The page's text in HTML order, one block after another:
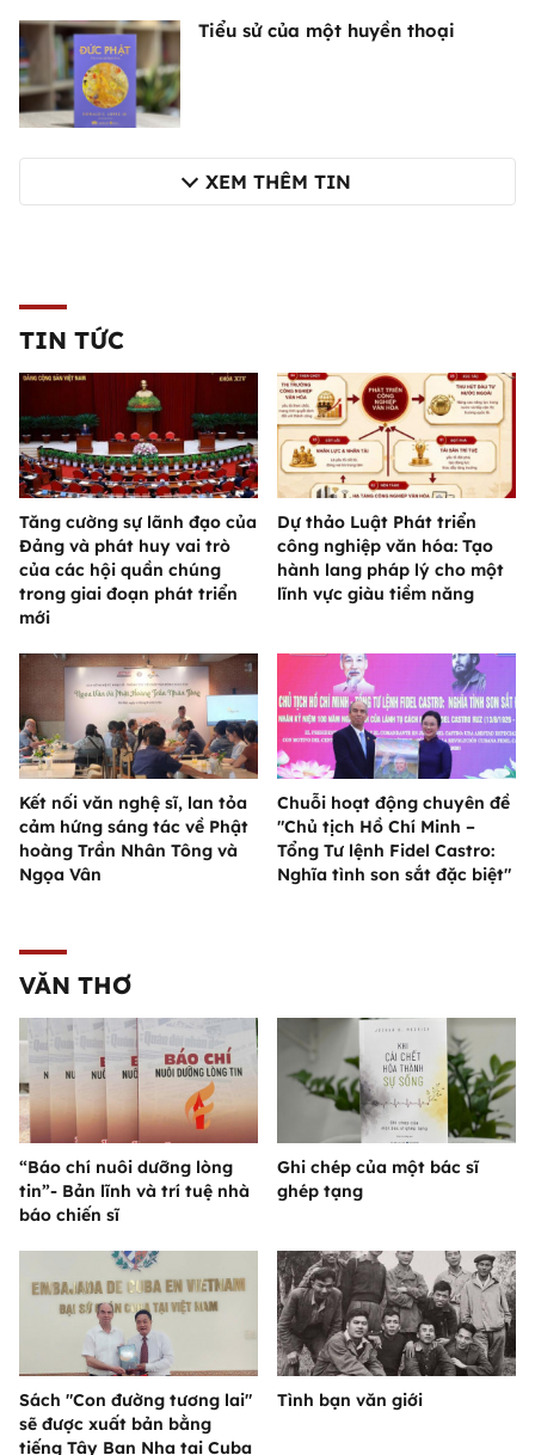
Tiểu sử của một huyền thoại
XEM THÊM TIN
TIN TỨC
Tăng cường sự lãnh đạo của
Đảng và phát huy vai trò
của các hội quần chúng
trong giai đoạn phát triển
mới
Dự thảo Luật Phát triển
công nghiệp văn hóa: Tạo
hành lang pháp lý cho một
lĩnh vực giàu tiềm năng
Kết nối văn nghệ sĩ, lan tỏa
cảm hứng sáng tác về Phật
hoàng Trần Nhân Tông và
Ngọa Vân
Chuỗi hoạt động chuyên đề
"Chủ tịch Hồ Chí Minh –
Tổng Tư lệnh Fidel Castro:
Nghĩa tình son sắt đặc biệt"
VĂN THƠ
“Báo chí nuôi dưỡng lòng
tin”- Bản lĩnh và trí tuệ nhà
báo chiến sĩ
Ghi chép của một bác sĩ
ghép tạng
Sách "Con đường tương lai"
sẽ được xuất bản bằng
tiếng Tây Ban Nha tại Cuba
Tình bạn văn giới